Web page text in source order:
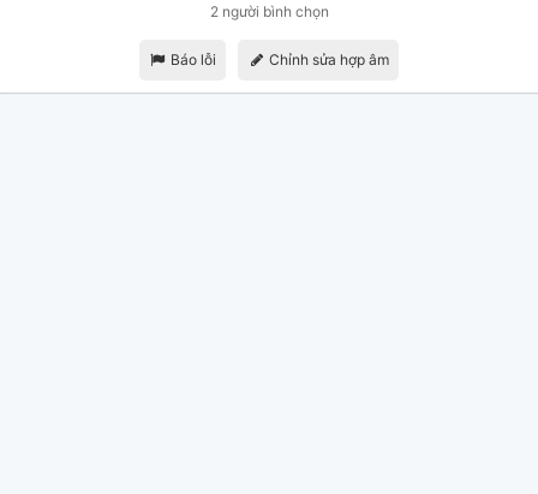
2 người bình chọn
Báo lỗi Chỉnh sửa hợp âm